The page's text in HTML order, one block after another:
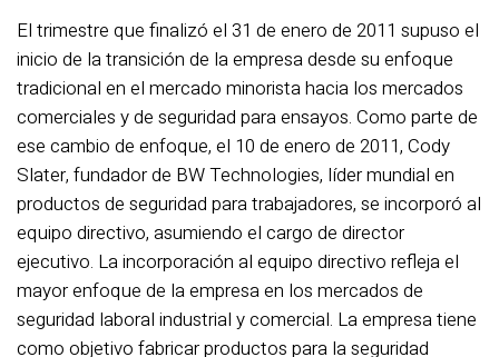
El trimestre que finalizó el 31 de enero de 2011 supuso el
inicio de la transición de la empresa desde su enfoque
tradicional en el mercado minorista hacia los mercados
comerciales y de seguridad para ensayos. Como parte de
ese cambio de enfoque, el 10 de enero de 2011, Cody
Slater, fundador de BW Technologies, líder mundial en
productos de seguridad para trabajadores, se incorporó al
equipo directivo, asumiendo el cargo de director
ejecutivo. La incorporación al equipo directivo refleja el
mayor enfoque de la empresa en los mercados de
seguridad laboral industrial y comercial. La empresa tiene
como objetivo fabricar productos para la seguridad